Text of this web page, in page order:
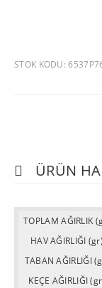
STOK KODU:
ÜRÜN
TOPLAM AĞIRLIK
HAV AĞIRLIĞI (gr)
TABAN AĞIRLIĞI
KEÇE AĞIRLIĞI